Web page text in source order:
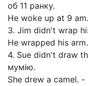
об 11 ранку.
Не woke up at 9
3. Jim didn't wrap
Не wrapped his
4. Sue didn't draw
мумію.
She drew a camel.